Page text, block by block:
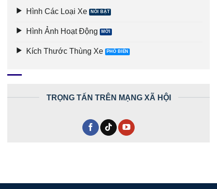
Hình Các Loại Xe
Hình Ảnh Hoạt Động
Kích Thước Thùng Xe
TRỌNG TẤN TRÊN MẠNG XÃ HỘI